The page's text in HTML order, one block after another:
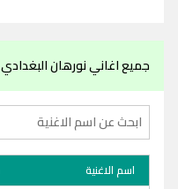
جميع اغاني نورهان البغدادي
اسم الاغنية